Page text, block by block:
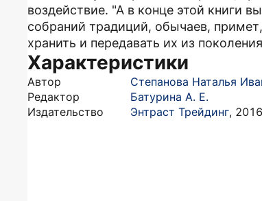
воздействие. "А в конце этой книги
собраний традиций, обычаев,
хранить и передавать их из
Характеристики
Автор
Степанова Наталья
Редактор
Батурина А. Е.
Издательство
Энтраст Трейдинг, 2016